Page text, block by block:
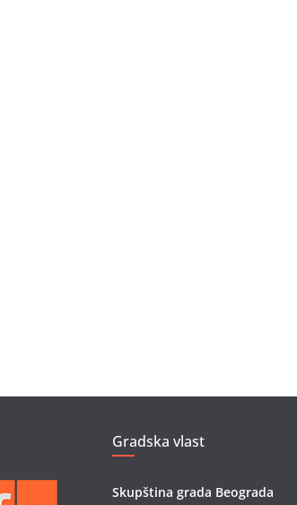
Gradska vlast
Skupština grada Beograda